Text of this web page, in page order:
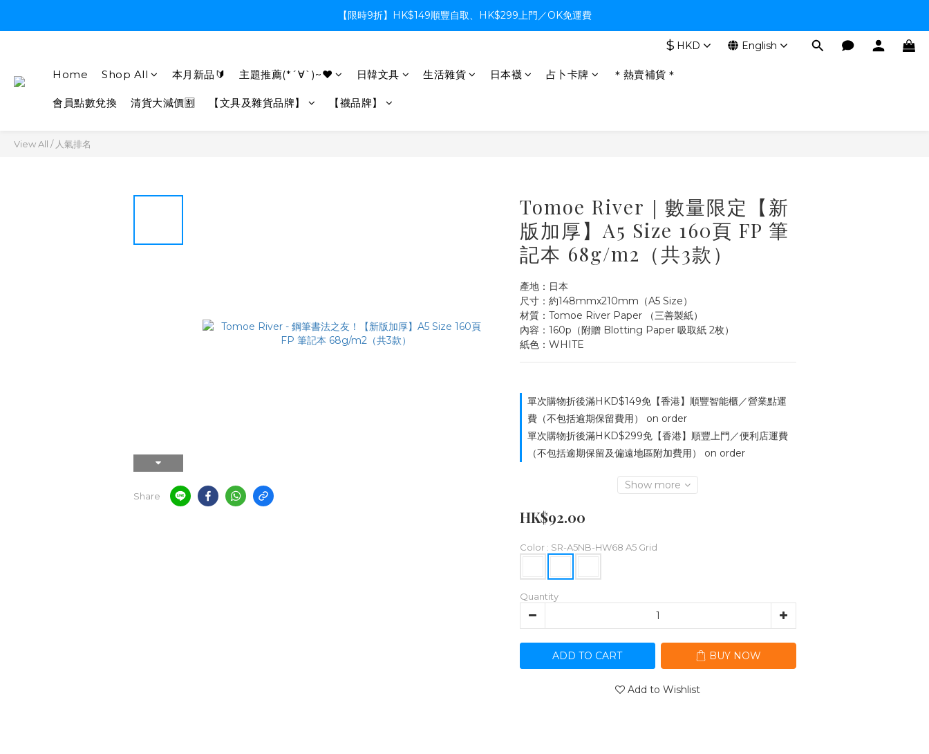
【限時9折】HK$149順豐自取、HK$299上門／OK免運費
【限時9折】HK$149順豐自取、HK$299上門／OK免運費
【限時9折】HK$149順豐自取、HK$299上門／OK免運費
$ HKD English
Home Shop All 本月新品🔰 主題推薦(*´∀`)~♥ 日韓文具 生活雜貨 日本襪 占卜卡牌 ＊熱賣補貨＊
會員點數兌換 清貨大減價🈹 【文具及雜貨品牌】 【襪品牌】
View All / 人氣排名
Share
Tomoe River｜數量限定【新
版加厚】A5 Size 160頁 FP 筆
記本 68g/m2（共3款）
產地：日本
尺寸：約148mmx210mm（A5 Size）
材質：Tomoe River Paper （三善製紙）
內容：160p（附贈 Blotting Paper 吸取紙 2枚）
紙色：WHITE
單次購物折後滿HKD$149免【香港】順豐智能櫃／營業點運
費（不包括逾期保留費用） on order
單次購物折後滿HKD$299免【香港】順豐上門／便利店運費
（不包括逾期保留及偏遠地區附加費用） on order
Show more
HK$92.00
Color : SR-A5NB-HW68 A5 Grid
Quantity
ADD TO CART BUY NOW
Add to Wishlist